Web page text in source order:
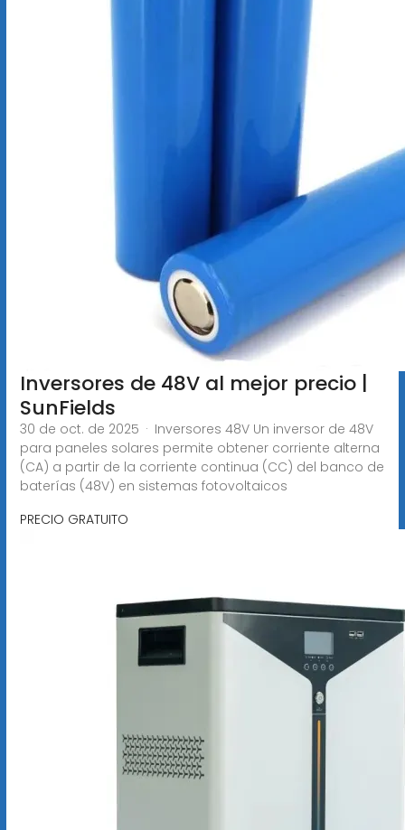
Inversores de 48V al mejor precio |
SunFields
30 de oct. de 2025 · Inversores 48V Un inversor de 48V
para paneles solares permite obtener corriente alterna
(CA) a partir de la corriente continua (CC) del banco de
baterías (48V) en sistemas fotovoltaicos
PRECIO GRATUITO